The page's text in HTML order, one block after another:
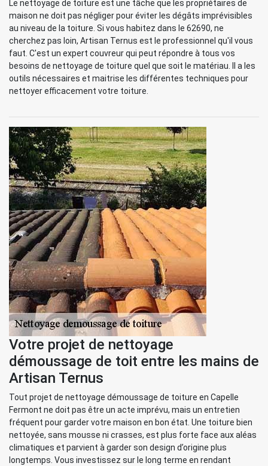
Le nettoyage de toiture est une tâche que les propriétaires de
maison ne doit pas négliger pour éviter les dégâts imprévisibles
au niveau de la toiture. Si vous habitez dans le 62690, ne
cherchez pas loin, Artisan Ternus est le professionnel qu'il vous
faut. C'est un expert couvreur qui peut répondre à tous vos
besoins de nettoyage de toiture quel que soit le matériau. Il a les
outils nécessaires et maitrise les différentes techniques pour
nettoyer efficacement votre toiture.
Votre projet de nettoyage
démoussage de toit entre les mains de
Artisan Ternus
Tout projet de nettoyage démoussage de toiture en Capelle
Fermont ne doit pas être un acte imprévu, mais un entretien
fréquent pour garder votre maison en bon état. Une toiture bien
nettoyée, sans mousse ni crasses, est plus forte face aux aléas
climatiques et parvient à garder son design d’origine plus
longtemps. Vous investissez sur le long terme en rendant